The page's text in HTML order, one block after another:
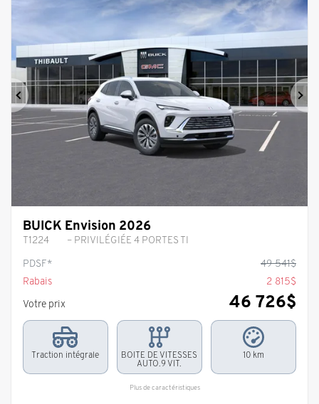
Précédent
BUICK Envision 2026
T1224
– PRIVILÉGIÉE 4 PORTES TI
PDSF*
49 541$
Rabais
2 815$
Votre prix
46 726$
Traction intégrale
BOITE DE VITESSES
AUTO.9 VIT.
10 km
Plus de caractéristiques